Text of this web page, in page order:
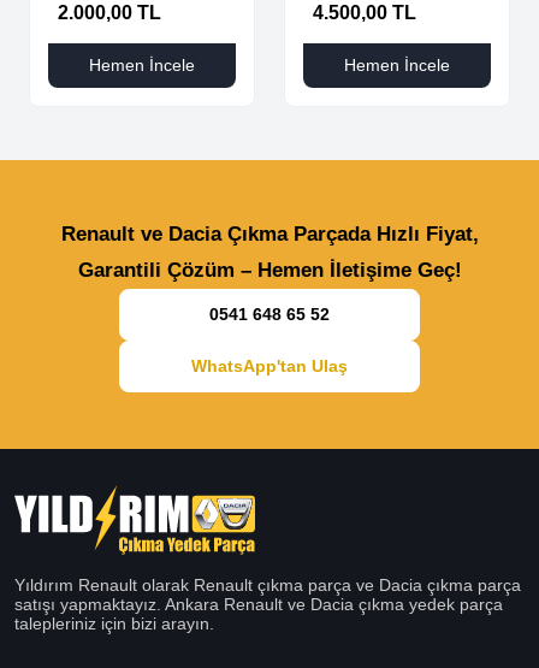
2.000,00 TL
Hemen İncele
4.500,00 TL
Hemen İncele
Renault ve Dacia Çıkma Parçada Hızlı Fiyat,
Garantili Çözüm – Hemen İletişime Geç!
0541 648 65 52
WhatsApp'tan Ulaş
Yıldırım Renault olarak Renault çıkma parça ve Dacia çıkma parça
satışı yapmaktayız. Ankara Renault ve Dacia çıkma yedek parça
talepleriniz için bizi arayın.